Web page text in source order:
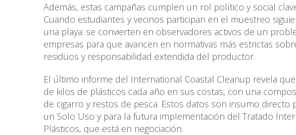
Además, estas campañas cumplen un rol político y social
Cuando estudiantes y vecinos participan en el muestreo
una playa: se convierten en observadores activos de un
empresas para que avancen en normativas más estrictas
residuos y responsabilidad extendida del productor.
El último informe del International Coastal Cleanup revela
de kilos de plásticos cada año en sus costas, con una
de cigarro y restos de pesca. Estos datos son insumo directo
un Solo Uso y para la futura implementación del Tratado
Plásticos, que está en negociación.